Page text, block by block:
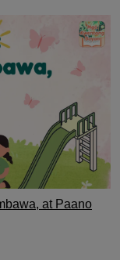
at Paano